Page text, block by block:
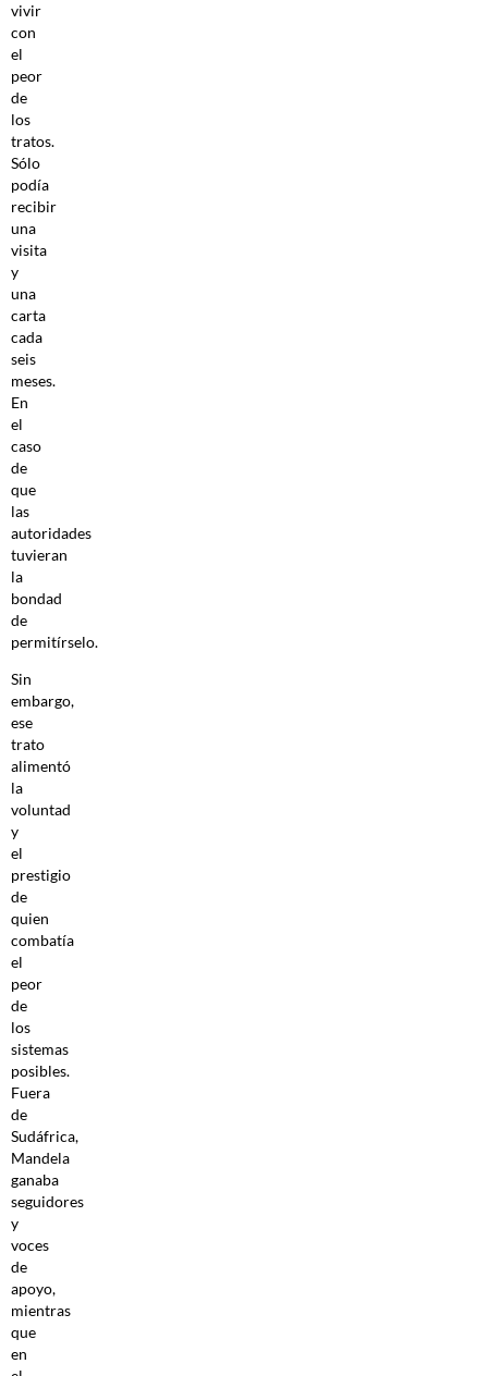
vivir
con
el
peor
de
los
tratos.
Sólo
podía
recibir
una
visita
y
una
carta
cada
seis
meses.
En
el
caso
de
que
las
autoridades
tuvieran
la
bondad
de
permitírselo.
Sin
embargo,
ese
trato
alimentó
la
voluntad
y
el
prestigio
de
quien
combatía
el
peor
de
los
sistemas
posibles.
Fuera
de
Sudáfrica,
Mandela
ganaba
seguidores
y
voces
de
apoyo,
mientras
que
en